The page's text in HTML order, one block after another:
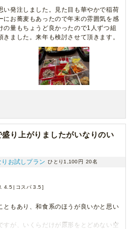
い発注しました。見た目も華やかで稲荷
にお蕎麦もあったので年末の雰囲気を感
の量もちょうど良かったので1人ずつ組
ました。来年も検討させて頂きます。
り上がりましたがいなりのい
お試しプラン ひとり1,100円 20名
4.5 コスパ 3.5
ともあり、和食系のほうが良いかと思い
すが、いくらだけが原形をとどめない空